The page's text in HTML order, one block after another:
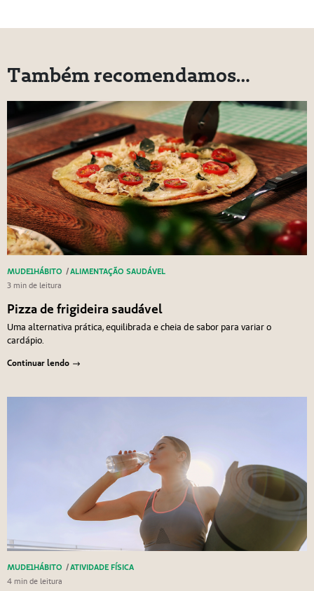
Também recomendamos…
MUDE1HÁBITO /ALIMENTAÇÃO SAUDÁVEL
3 min de leitura
Pizza de frigideira saudável
Uma alternativa prática, equilibrada e cheia de sabor para variar o
cardápio.
Continuar lendo
MUDE1HÁBITO /ATIVIDADE FÍSICA
4 min de leitura